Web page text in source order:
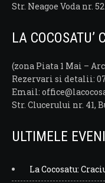
Str. Neagoe Voda nr.
LA COCOSATU’
(zona Piata 1 Mai –
Rezervari si detalii:
Email:
Str. Clucerului nr. 41,
ULTIMELE
La Cocosatu: